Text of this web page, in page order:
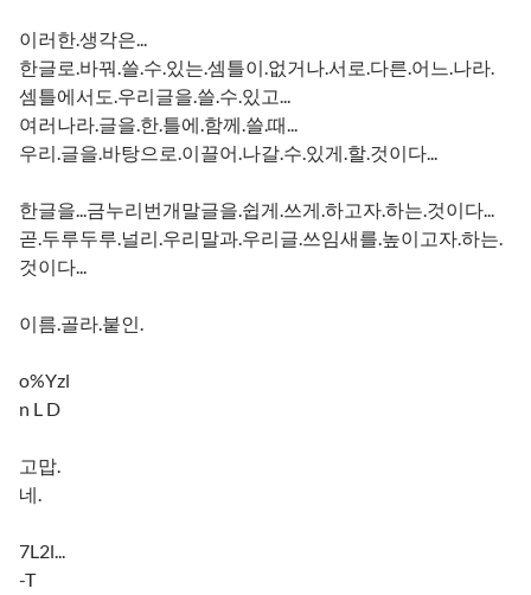
이러한.생각은...
한글로.바꿔.쓸.수.있는.셈틀이.없거나.서로.다른.어느.나라.
셈틀에서도.우리글을.쓸.수.있고...
여러나라.글을.한.틀에.함께.쓸.때...
우리.글을.바탕으로.이끌어.나갈.수.있게.할.것이다...
한글을...금누리번개말글을.쉽게.쓰게.하고자.하는.것이다...
곧.두루두루.널리.우리말과.우리글.쓰임새를.높이고자.하는.
것이다...
이름.골라.붙인.
o%Yzl
n L D
고맙.
네.
7L2l...
-T